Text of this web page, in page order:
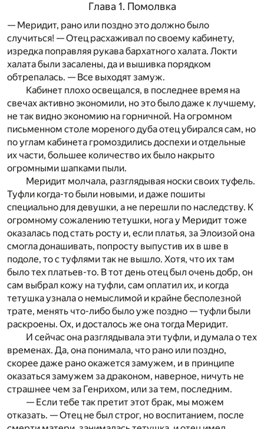
Глава 1. Помолвка
— Меридит, рано или поздно это должно было
случиться! — Отец расхаживал по своему кабинету,
изредка поправляя рукава бархатного халата. Локти
халата были засалены, да и вышивка порядком
обтрепалась. — Все выходят замуж.
Кабинет плохо освещался, в последнее время на
свечах активно экономили, но это было даже к лучшему,
не так видно экономию на горничной. На огромном
письменном столе мореного дуба отец убирался сам, но
по углам кабинета громоздились доспехи и отдельные
их части, большее количество их было накрыто
огромными шапками пыли.
Меридит молчала, разглядывая носки своих туфель.
Туфли когда-то были новыми, и даже пошиты
специально для девушки, а не перешли по наследству. К
огромному сожалению тетушки, нога у Меридит тоже
оказалась под стать росту и, если платья, за Элоизой она
смогла донашивать, попросту выпустив их в шве в
подоле, то с туфлями так не вышло. Хотя, что их там
было тех платьев-то. В тот день отец был очень добр, он
сам выбрал кожу на туфли, сам оплатил их, и когда
тетушка узнала о немыслимой и крайне бесполезной
трате, менять что-либо было уже поздно — туфли были
раскроены. Ох, и досталось же она тогда Меридит.
И сейчас она разглядывала эти туфли, и думала о тех
временах. Да, она понимала, что рано или поздно,
скорее даже рано окажется замужем, и в принципе
оказаться замужем за драконом, наверное, ничуть не
страшнее чем за Генрихом, или за тем, последним.
— Если тебе так претит этот брак, мы можем
отказать. — Отец не был строг, но воспитанием, после